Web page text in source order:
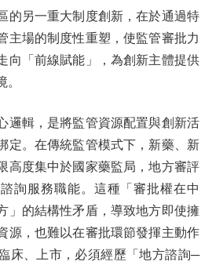
另一重大制度創新，在於通過特
主場的制度性重塑，使監管審批力
向「前線賦能」，為創新主體提供
輯，是將監管資源配置與創新活
定。在傳統監管模式下，新藥、新
高度集中於國家藥監局，地方審評
詢服務職能。這種「審批權在中
」的結構性矛盾，導致地方即使擁
源，也難以在審批環節發揮主動作
床、上市，必須經歷「地方諮詢─